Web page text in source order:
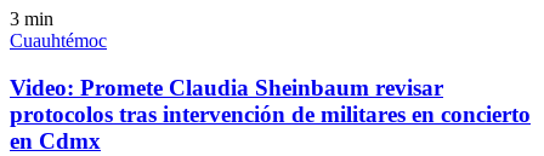
3 min
Cuauhtémoc
Video: Promete Claudia Sheinbaum revisar
protocolos tras intervención de militares en concierto
en Cdmx